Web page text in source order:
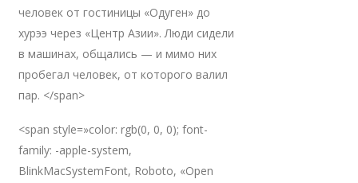
человек от гостиницы «Одуген» до
хурээ через «Центр Азии». Люди сидели
в машинах, общались — и мимо них
пробегал человек, от которого валил
пар. </span>
<span style=»color: rgb(0, 0, 0); font-
family: -apple-system,
BlinkMacSystemFont, Roboto, «Open